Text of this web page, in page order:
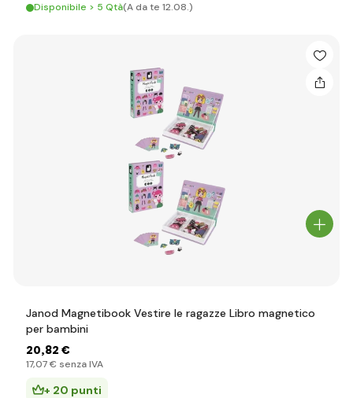
Disponibile > 5 Qtà(A da te 12.08.)
Janod Magnetibook Vestire le ragazze Libro magnetico
per bambini
20,82 €
17,07 € senza IVA
+ 20 punti